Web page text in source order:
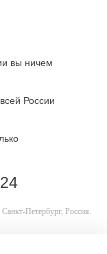
вы ничем
России
Петербург, Россия.